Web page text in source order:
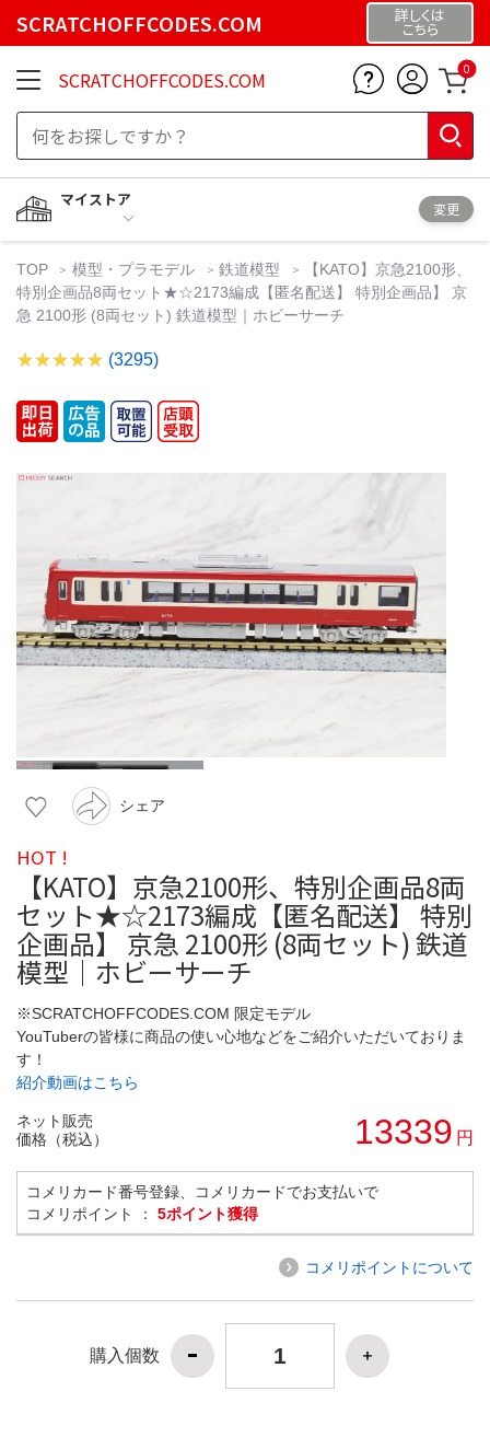
SCRATCHOFFCODES.COM 詳しくは
こちら
SCRATCHOFFCODES.COM 0
マイストア
変更
TOP 模型・プラモデル 鉄道模型
【KATO】京急2100形、
特別企画品8両セット★☆2173編成【匿名配送】 特別企画品】 京
急 2100形 (8両セット) 鉄道模型｜ホビーサーチ
(3295)
シェア
HOT !
【KATO】京急2100形、特別企画品8両
セット★☆2173編成【匿名配送】 特別
企画品】 京急 2100形 (8両セット) 鉄道
模型｜ホビーサーチ
※SCRATCHOFFCODES.COM 限定モデル
YouTuberの皆様に商品の使い心地などをご紹介いただいておりま
す！
紹介動画はこちら
ネット販売
価格（税込）
13339 円
コメリカード番号登録、コメリカードでお支払いで
コメリポイント ： 5ポイント獲得
コメリポイントについて
購入個数